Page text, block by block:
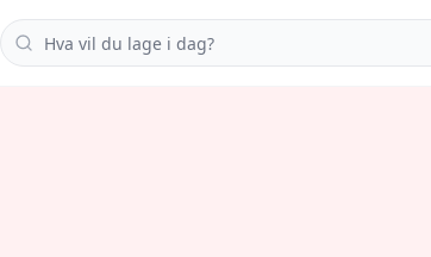
Søk i oppskrifter